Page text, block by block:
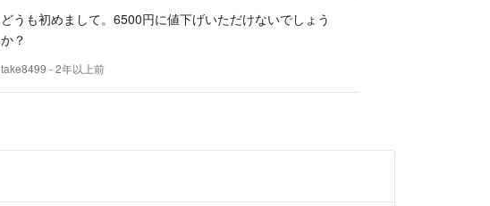
どうも初めまして。6500円に値下げいただけないでしょう
か？
take8499 - 2年以上前